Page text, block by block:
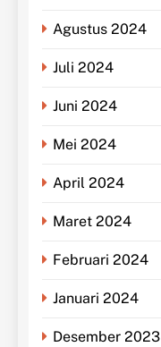
Agustus 2024
Juli 2024
Juni 2024
Mei 2024
April 2024
Maret 2024
Februari 2024
Januari 2024
Desember 2023